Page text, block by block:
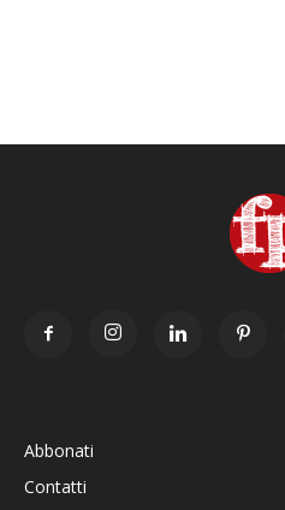
Abbonati
Contatti